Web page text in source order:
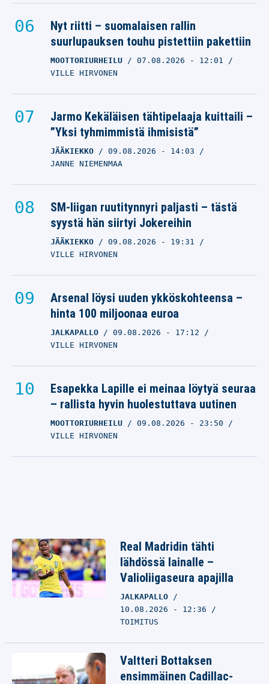
Nyt riitti – suomalaisen rallin
suurlupauksen touhu pistettiin pakettiin
MOOTTORIURHEILU 07.08.2026 - 12:01
VILLE HIRVONEN
Jarmo Kekäläisen tähtipelaaja kuittaili –
”Yksi tyhmimmistä ihmisistä”
JÄÄKIEKKO 09.08.2026 - 14:03
JANNE NIEMENMAA
SM-liigan ruutitynnyri paljasti – tästä
syystä hän siirtyi Jokereihin
JÄÄKIEKKO 09.08.2026 - 19:31
VILLE HIRVONEN
Arsenal löysi uuden ykköskohteensa –
hinta 100 miljoonaa euroa
JALKAPALLO 09.08.2026 - 17:12
VILLE HIRVONEN
Esapekka Lapille ei meinaa löytyä seuraa
– rallista hyvin huolestuttava uutinen
MOOTTORIURHEILU 09.08.2026 - 23:50
VILLE HIRVONEN
Real Madridin tähti
lähdössä lainalle –
Valioliigaseura apajilla
JALKAPALLO
10.08.2026 - 12:36
TOIMITUS
Valtteri Bottaksen
ensimmäinen Cadillac-